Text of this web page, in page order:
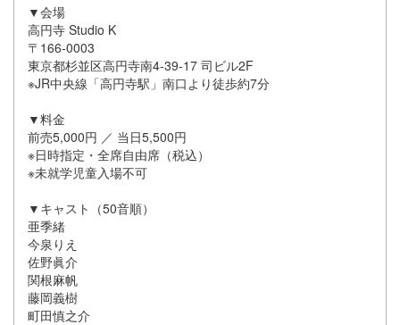
▼会場
高円寺 Studio K
〒166-0003
東京都杉並区高円寺南4-39-17 司ビル2F
※JR中央線「高円寺駅」南口より徒歩約7分
▼料金
前売5,000円 ／ 当日5,500円
※日時指定・全席自由席（税込）
※未就学児童入場不可
▼キャスト（50音順）
亜季緒
今泉りえ
佐野眞介
関根麻帆
藤岡義樹
町田慎之介